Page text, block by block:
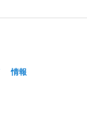
情報